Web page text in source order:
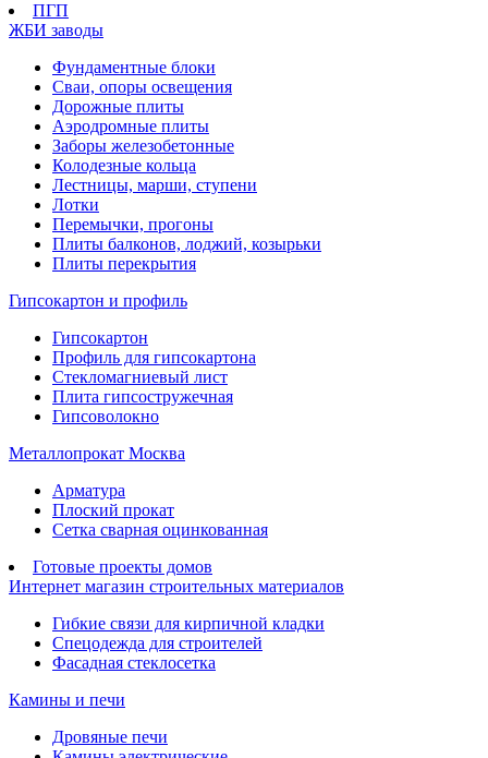
ПГП
ЖБИ заводы
Фундаментные блоки
Сваи, опоры освещения
Дорожные плиты
Аэродромные плиты
Заборы железобетонные
Колодезные кольца
Лестницы, марши, ступени
Лотки
Перемычки, прогоны
Плиты балконов, лоджий, козырьки
Плиты перекрытия
Гипсокартон и профиль
Гипсокартон
Профиль для гипсокартона
Стекломагниевый лист
Плита гипсостружечная
Гипсоволокно
Металлопрокат Москва
Арматура
Плоский прокат
Сетка сварная оцинкованная
Готовые проекты домов
Интернет магазин строительных материалов
Гибкие связи для кирпичной кладки
Спецодежда для строителей
Фасадная стеклосетка
Камины и печи
Дровяные печи